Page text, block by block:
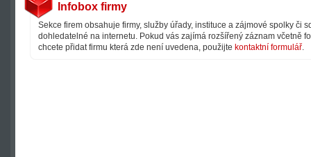
Infobox firmy
Sekce firem obsahuje firmy, služby úřady, instituce a zájmové spolky či
dohledatelné na internetu. Pokud vás zajímá rozšířený záznam včetně
chcete přidat firmu která zde není uvedena, použijte kontaktní formulář.